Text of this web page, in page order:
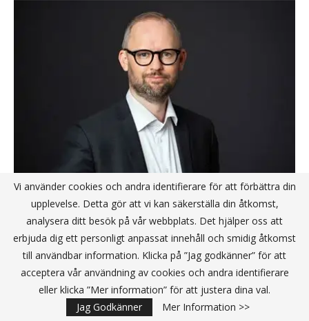
AI-boomen skapar nya krav på
ledarskap – i både styrelserum och
datacenter
Lunds universitet och Freja nu i avtal om
internationell e-legitimering
Vi använder cookies och andra identifierare för att förbättra din
upplevelse. Detta gör att vi kan säkerställa din åtkomst,
analysera ditt besök på vår webbplats. Det hjälper oss att
erbjuda dig ett personligt anpassat innehåll och smidig åtkomst
till användbar information. Klicka på ”Jag godkänner” för att
acceptera vår användning av cookies och andra identifierare
eller klicka ”Mer information” för att justera dina val.
Jag Godkänner
Mer Information >>